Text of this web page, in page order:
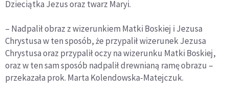
Dzieciątka Jezus oraz twarz Maryi.
– Nadpalił obraz z wizerunkiem Matki Boskiej i Jezusa
Chrystusa w ten sposób, że przypalił wizerunek Jezusa
Chrystusa oraz przypalił oczy na wizerunku Matki Boskiej,
oraz w ten sam sposób nadpalił drewnianą ramę obrazu –
przekazała prok. Marta Kolendowska-Matejczuk.